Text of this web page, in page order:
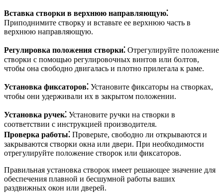
Вставка створки в верхнюю направляющую⁚
Приподнимите створку и вставьте ее верхнюю часть в
верхнюю направляющую.
Регулировка положения створки⁚ Отрегулируйте положение
створки с помощью регулировочных винтов или болтов,
чтобы она свободно двигалась и плотно прилегала к раме.
Установка фиксаторов⁚ Установите фиксаторы на створках,
чтобы они удерживали их в закрытом положении.
Установка ручек⁚ Установите ручки на створки в
соответствии с инструкцией производителя.
Проверка работы⁚ Проверьте, свободно ли открываются и
закрываются створки окна или двери. При необходимости
отрегулируйте положение створок или фиксаторов.
Правильная установка створок имеет решающее значение для
обеспечения плавной и бесшумной работы ваших
раздвижных окон или дверей.